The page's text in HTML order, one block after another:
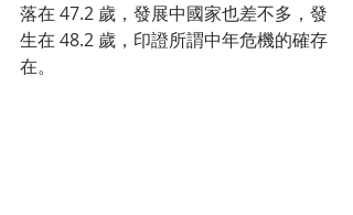
落在 47.2 歲，發展中國家也差不多，發
生在 48.2 歲，印證所謂中年危機的確存
在。